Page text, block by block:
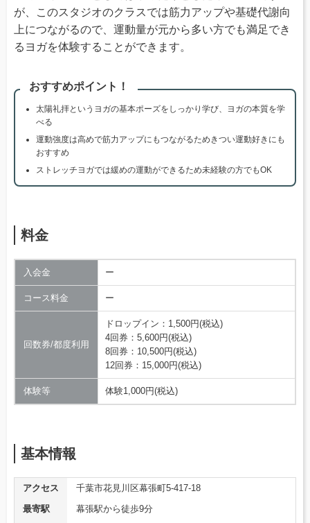
が、このスタジオのクラスでは筋力アップや基礎代謝向
上につながるので、運動量が元から多い方でも満足でき
るヨガを体験することができます。
おすすめポイント！
太陽礼拝というヨガの基本ポーズをしっかり学び、ヨガの本質を学
べる
運動強度は高めで筋力アップにもつながるためきつい運動好きにも
おすすめ
ストレッチヨガでは緩めの運動ができるため未経験の方でもOK
料金
入会金 ー
コース料金 ー
回数券/都度利用
ドロップイン：1,500円(税込)
4回券：5,600円(税込)
8回券：10,500円(税込)
12回券：15,000円(税込)
体験等 体験1,000円(税込)
基本情報
アクセス
千葉市花見川区幕張町5-417-18
最寄駅
幕張駅から徒歩9分